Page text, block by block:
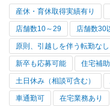
産休・育休取得実績有り
店舗数10～29 店舗数30
原則、引越しを伴う転勤なし
新卒も応募可能 住宅補
土日休み（相談可含む）
車通勤可 在宅業務あり